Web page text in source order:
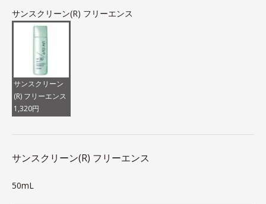
サンスクリーン(R) フリーエンス
サンスクリーン
(R) フリーエンス
1,320円
サンスクリーン(R) フリーエンス
50mL